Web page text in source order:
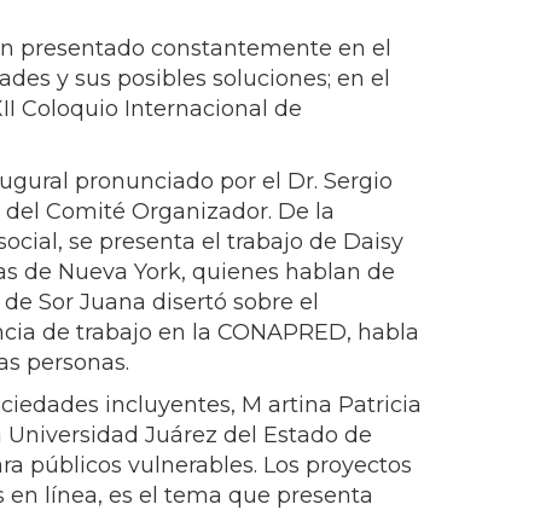
presentado constantemente en el
y sus posibles soluciones; en el
Coloquio Internacional de
pronunciado por el Dr. Sergio
Comité Organizador. De la
se presenta el trabajo de Daisy
de Nueva York, quienes hablan de
Sor Juana disertó sobre el
de trabajo en la CONAPRED, habla
personas.
incluyentes, M artina Patricia
Juárez del Estado de
públicos vulnerables. Los proyectos
línea, es el tema que presenta